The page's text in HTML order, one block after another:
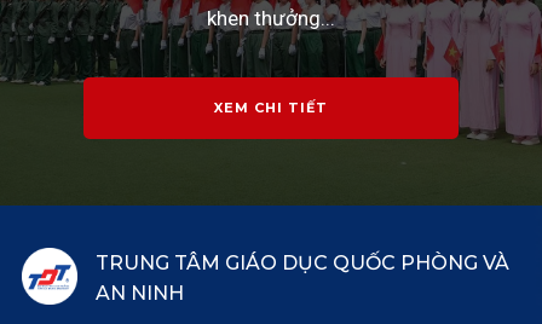
khen thưởng...
XEM CHI TIẾT
TRUNG TÂM GIÁO DỤC QUỐC PHÒNG VÀ
AN NINH